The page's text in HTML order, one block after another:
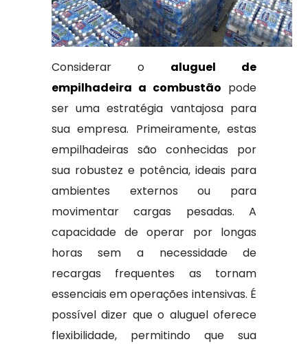
Considerar o aluguel de
empilhadeira a combustão pode
ser uma estratégia vantajosa para
sua empresa. Primeiramente, estas
empilhadeiras são conhecidas por
sua robustez e potência, ideais para
ambientes externos ou para
movimentar cargas pesadas. A
capacidade de operar por longas
horas sem a necessidade de
recargas frequentes as tornam
essenciais em operações intensivas. É
possível dizer que o aluguel oferece
flexibilidade, permitindo que sua